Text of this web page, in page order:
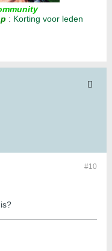
: Korting voor leden
#10